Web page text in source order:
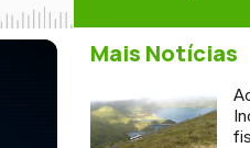
Mais Notícias